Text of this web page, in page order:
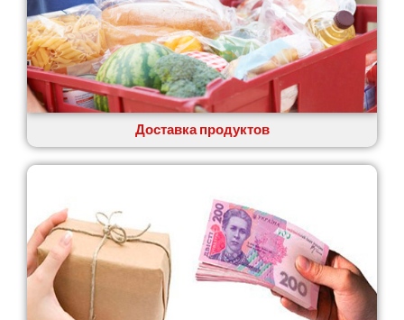
Доставка продуктов